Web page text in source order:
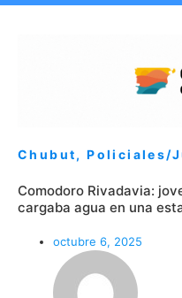
Chubut,Policiales/
Comodoro Rivadavia:
cargaba agua en una
octubre 6, 2025